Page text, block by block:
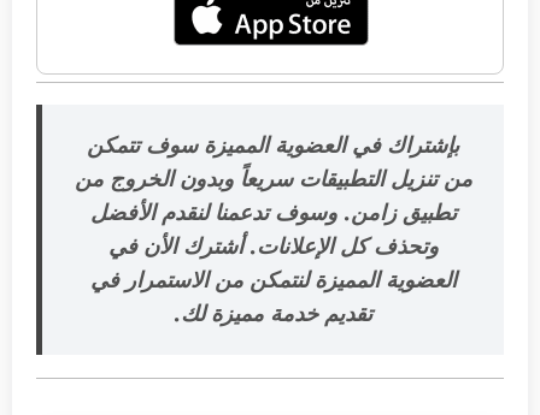
بإشتراك في العضوية المميزة سوف تتمكن
من تنزيل التطبيقات سريعاً وبدون الخروج من
تطبيق زامن. وسوف تدعمنا لنقدم الأفضل
وتحذف كل الإعلانات. أشترك الأن في
العضوية المميزةلنتمكن من الاستمرار في
تقديم خدمة مميزة لك.